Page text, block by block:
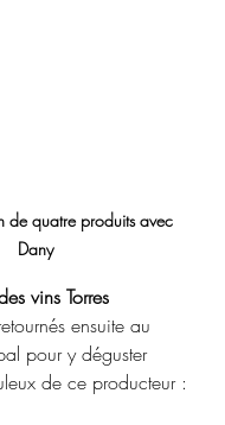
de quatre produits avec
Dany
vins Torres
ensuite au
pour y déguster
de ce producteur :